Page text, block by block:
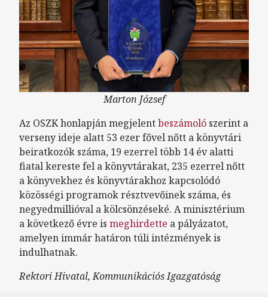
Marton József
Az OSZK honlapján megjelentbeszámoló szerint a
verseny ideje alatt 53 ezer fővel nőtt a könyvtári
beiratkozók száma, 19 ezerrel több 14 év alatti
fiatal kereste fel a könyvtárakat, 235 ezerrel nőtt
a könyvekhez és könyvtárakhoz kapcsolódó
közösségi programok résztvevőinek száma, és
negyedmillióval a kölcsönzéseké. A minisztérium
a következő évre is meghirdette a pályázatot,
amelyen immár határon túli intézmények is
indulhatnak.
Rektori Hivatal, Kommunikációs Igazgatóság